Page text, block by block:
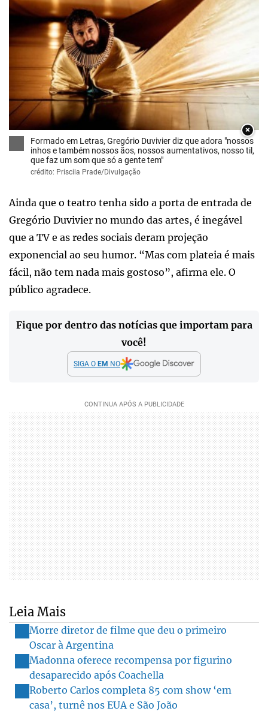
×
Formado em Letras, Gregório Duvivier diz que adora "nossos
inhos e também nossos ãos, nossos aumentativos, nosso til,
que faz um som que só a gente tem"
crédito: Priscila Prade/Divulgação
Ainda que o teatro tenha sido a porta de entrada de
Gregório Duvivier no mundo das artes, é inegável
que a TV e as redes sociais deram projeção
exponencial ao seu humor. “Mas com plateia é mais
fácil, não tem nada mais gostoso”, afirma ele. O
público agradece.
Fique por dentro das notícias que importam para
você!
SIGA O EM NO
Leia Mais
Morre diretor de filme que deu o primeiro
Oscar à Argentina
Madonna oferece recompensa por figurino
desaparecido após Coachella
Roberto Carlos completa 85 com show ‘em
casa’, turnê nos EUA e São João